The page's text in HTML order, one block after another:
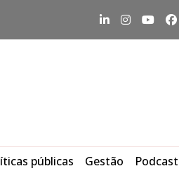
públicas Gestão Podcast